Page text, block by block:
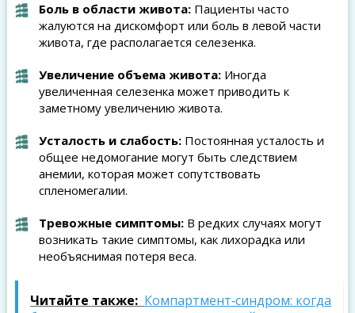
Боль в области живота:Пациенты часто
жалуются на дискомфорт или боль в левой части
живота, где располагается селезенка.
Увеличение объема живота:Иногда
увеличенная селезенка может приводить к
заметному увеличению живота.
Усталость и слабость:Постоянная усталость и
общее недомогание могут быть следствием
анемии, которая может сопутствовать
спленомегалии.
Тревожные симптомы:В редких случаях могут
возникать такие симптомы, как лихорадка или
необъяснимая потеря веса.
Читайте также: Компартмент‑синдром: когда